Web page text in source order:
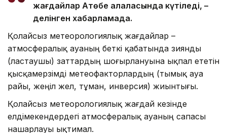
жағдайлар Ақтөбе қалаласында күтіледі, –
делінген хабарламада.
Қолайсыз метеорологиялық жағдайлар –
атмосфералық ауаның беткі қабатында зиянды
(ластаушы) заттардың шоғырлануына ықпал ететін
қысқамерзімді метеофакторлардың (тымық ауа
райы, жеңіл жел, тұман, инверсия) жиынтығы.
Қолайсыз метеорологиялық жағдай кезінде
елдімекендердегі атмосфералық ауаның сапасы
нашарлауы ықтимал.